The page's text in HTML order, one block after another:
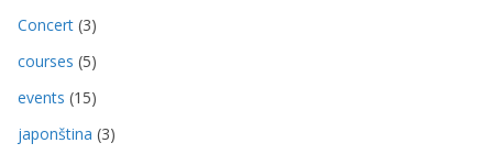
Concert (3)
courses (5)
events (15)
japonština (3)